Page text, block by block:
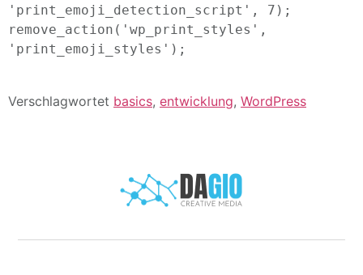
'print_emoji_detection_script', 7);
remove_action('wp_print_styles',
'print_emoji_styles');
Verschlagwortet basics, entwicklung, WordPress